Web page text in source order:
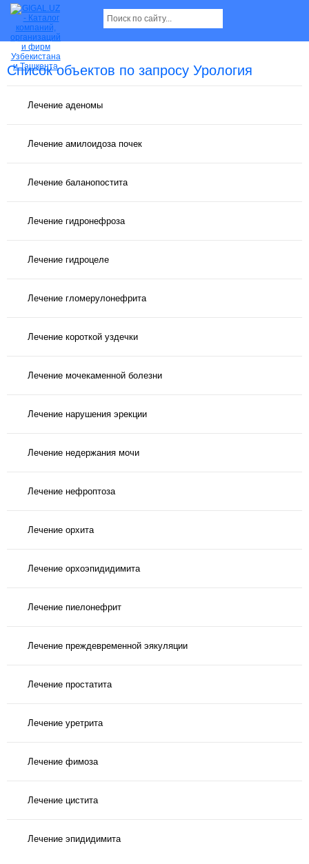
Список объектов по запросу Урология
Лечение аденомы
Лечение амилоидоза почек
Лечение баланопостита
Лечение гидронефроза
Лечение гидроцеле
Лечение гломерулонефрита
Лечение короткой уздечки
Лечение мочекаменной болезни
Лечение нарушения эрекции
Лечение недержания мочи
Лечение нефроптоза
Лечение орхита
Лечение орхоэпидидимита
Лечение пиелонефрит
Лечение преждевременной эякуляции
Лечение простатита
Лечение уретрита
Лечение фимоза
Лечение цистита
Лечение эпидидимита